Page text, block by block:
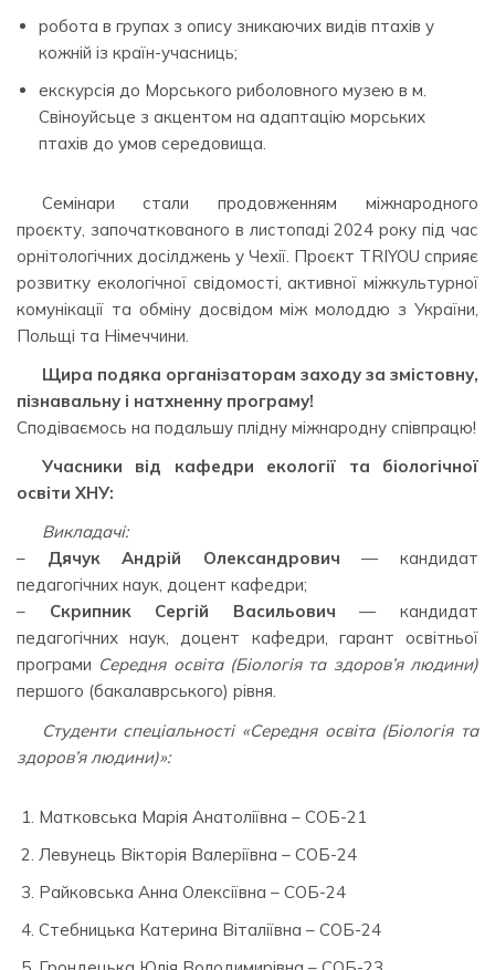
робота в групах з опису зникаючих видів птахів у
кожній із країн-учасниць;
екскурсія до Морського риболовного музею в м.
Свіноуйсьце з акцентом на адаптацію морських
птахів до умов середовища.
Семінари стали продовженням міжнародного
проєкту, започаткованого в листопаді 2024 року під час
орнітологічних досілджень у Чехії. Проєкт TRIYOU сприяє
розвитку екологічної свідомості, активної міжкультурної
комунікації та обміну досвідом між молоддю з України,
Польщі та Німеччини.
Щира подяка організаторам заходу за змістовну,
пізнавальну і натхненну програму!
Сподіваємось на подальшу плідну міжнародну співпрацю!
Учасники від кафедри екології та біологічної
освіти ХНУ:
Викладачі:
– Дячук Андрій Олександрович — кандидат
педагогічних наук, доцент кафедри;
– Скрипник Сергій Васильович — кандидат
педагогічних наук, доцент кафедри, гарант освітньої
програми Середня освіта (Біологія та здоров’я людини)
першого (бакалаврського) рівня.
Студенти спеціальності «Середня освіта (Біологія та
здоров’я людини)»:
Матковська Марія Анатоліївна – СОБ-21
Левунець Вікторія Валеріївна – СОБ-24
Райковська Анна Олексіївна – СОБ-24
Стебницька Катерина Віталіївна – СОБ-24